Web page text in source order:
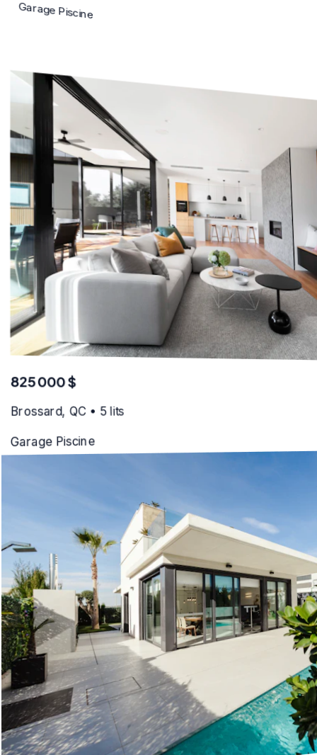
549 000 $
Laval, QC • 4 lits
Garage Piscine